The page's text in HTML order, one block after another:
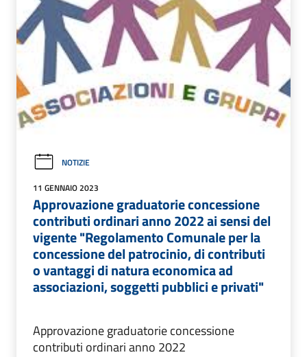
NOTIZIE
11 GENNAIO 2023
Approvazione graduatorie concessione
contributi ordinari anno 2022 ai sensi del
vigente "Regolamento Comunale per la
concessione del patrocinio, di contributi
o vantaggi di natura economica ad
associazioni, soggetti pubblici e privati"
Approvazione graduatorie concessione
contributi ordinari anno 2022